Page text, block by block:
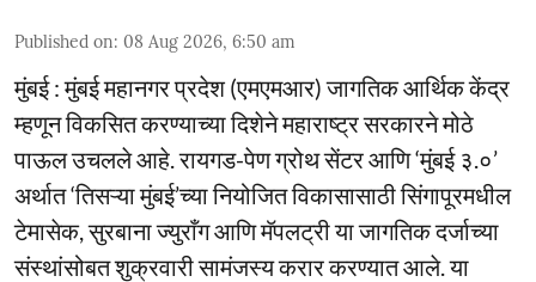
Published on: 08 Aug 2026, 6:50 am
मुंबई : मुंबई महानगर प्रदेश (एमएमआर) जागतिक आर्थिक केंद्र
म्हणून विकसित करण्याच्या दिशेने महाराष्ट्र सरकारने मोठे
पाऊल उचलले आहे. रायगड-पेण ग्रोथ सेंटर आणि ‘मुंबई ३.०’
अर्थात ‘तिसऱ्या मुंबई’च्या नियोजित विकासासाठी सिंगापूरमधील
टेमासेक, सुरबाना ज्युराँग आणि मॅपलट्री या जागतिक दर्जाच्या
संस्थांसोबत शुक्रवारी सामंजस्य करार करण्यात आले. या